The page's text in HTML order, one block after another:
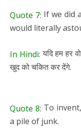
Quote 7: If we did
would literally
In Hindi: यदि हम हर
खुद को चकित कर देंगे.
Quote 8: To
a pile of junk.